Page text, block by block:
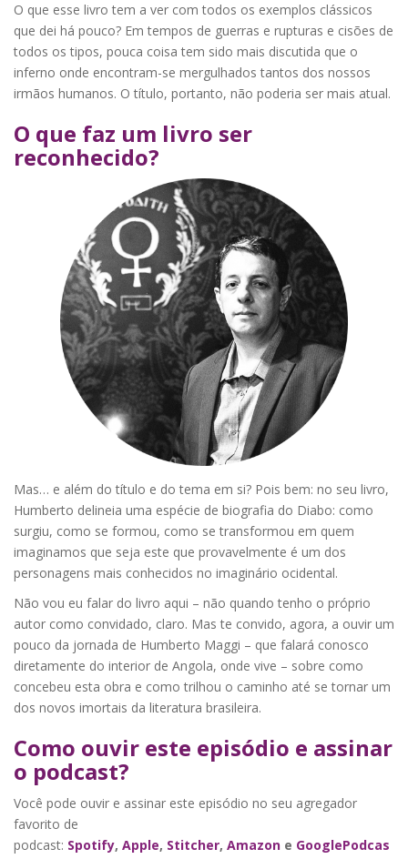
O que esse livro tem a ver com todos os exemplos clássicos
que dei há pouco? Em tempos de guerras e rupturas e cisões de
todos os tipos, pouca coisa tem sido mais discutida que o
inferno onde encontram-se mergulhados tantos dos nossos
irmãos humanos. O título, portanto, não poderia ser mais atual.
O que faz um livro ser
reconhecido?
Mas… e além do título e do tema em si? Pois bem: no seu livro,
Humberto delineia uma espécie de biografia do Diabo: como
surgiu, como se formou, como se transformou em quem
imaginamos que seja este que provavelmente é um dos
personagens mais conhecidos no imaginário ocidental.
Não vou eu falar do livro aqui – não quando tenho o próprio
autor como convidado, claro. Mas te convido, agora, a ouvir um
pouco da jornada de Humberto Maggi – que falará conosco
diretamente do interior de Angola, onde vive – sobre como
concebeu esta obra e como trilhou o caminho até se tornar um
dos novos imortais da literatura brasileira.
Como ouvir este episódio e assinar
o podcast?
Você pode ouvir e assinar este episódio no seu agregador
favorito de
podcast: Spotify, Apple, Stitcher, Amazon e GooglePodcas